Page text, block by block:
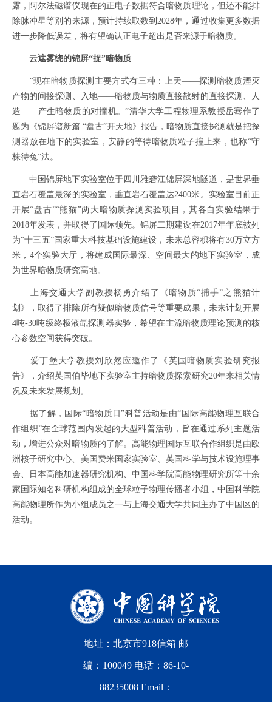
露，阿尔法磁谱仪现在的正电子数据符合暗物质理论，但还不能排
除脉冲星等别的来源，预计持续取数到2028年，通过收集更多数据
进一步降低误差，将有望确认正电子超出是否来源于暗物质。
云遮雾绕的锦屏“捉”暗物质
“现在暗物质探测主要方式有三种：上天——探测暗物质湮灭
产物的间接探测、入地——暗物质与物质直接散射的直接探测、人
造——产生暗物质的对撞机。”清华大学工程物理系教授岳骞作了
题为《锦屏谱新篇 “盘古”开天地》报告，暗物质直接探测就是把探
测器放在地下的实验室，安静的等待暗物质粒子撞上来，也称“守
株待兔”法。
中国锦屏地下实验室位于四川雅砻江锦屏深地隧道，是世界垂
直岩石覆盖最深的实验室，垂直岩石覆盖达2400米。实验室目前正
开展“盘古”“熊猫”两大暗物质探测实验项目，其各自实验结果于
2018年发表，并取得了国际领先。锦屏二期建设在2017年年底被列
为“十三五”国家重大科技基础设施建设，未来总容积将有30万立方
米，4个实验大厅，将建成国际最深、空间最大的地下实验室，成
为世界暗物质研究高地。
上海交通大学副教授杨勇介绍了《暗物质“捕手”之熊猫计
划》，取得了排除所有疑似暗物质信号等重要成果，未来计划开展
4吨-30吨级终极液氙探测器实验，希望在主流暗物质理论预测的核
心参数空间获得突破。
爱丁堡大学教授刘欣然应邀作了《英国暗物质实验研究报
告》，介绍英国伯毕地下实验室主持暗物质探索研究20年来相关情
况及未来发展规划。
据了解，国际“暗物质日”科普活动是由“国际高能物理互联合
作组织”在全球范围内发起的大型科普活动，旨在通过系列主题活
动，增进公众对暗物质的了解。高能物理国际互联合作组织是由欧
洲核子研究中心、美国费米国家实验室、英国科学与技术设施理事
会、日本高能加速器研究机构、中国科学院高能物理研究所等十余
家国际知名科研机构组成的全球粒子物理传播者小组，中国科学院
高能物理所作为小组成员之一与上海交通大学共同主办了中国区的
活动。
地址：北京市918信箱 邮
编：100049 电话：86-10-
88235008 Email：